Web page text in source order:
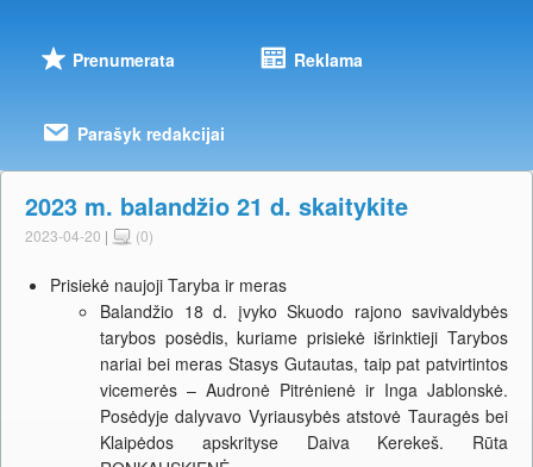
Prenumerata Reklama
Parašyk redakcijai
2023 m. balandžio 21 d. skaitykite
2023-04-20 | (0)
Prisiekė naujoji Taryba ir meras
Balandžio 18 d. įvyko Skuodo rajono savivaldybės
tarybos posėdis, kuriame prisiekė išrinktieji Tarybos
nariai bei meras Stasys Gutautas, taip pat patvirtintos
vicemerės – Audronė Pitrėnienė ir Inga Jablonskė.
Posėdyje dalyvavo Vyriausybės atstovė Tauragės bei
Klaipėdos apskrityse Daiva Kerekeš. Rūta